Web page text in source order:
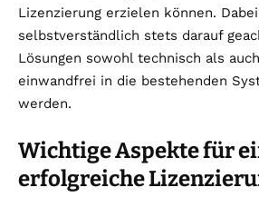
Lizenzierung erzielen können.
selbstverständlich stets darauf
Lösungen sowohl technisch als
einwandfrei in die bestehenden
werden.
Wichtige Aspekte für
erfolgreiche